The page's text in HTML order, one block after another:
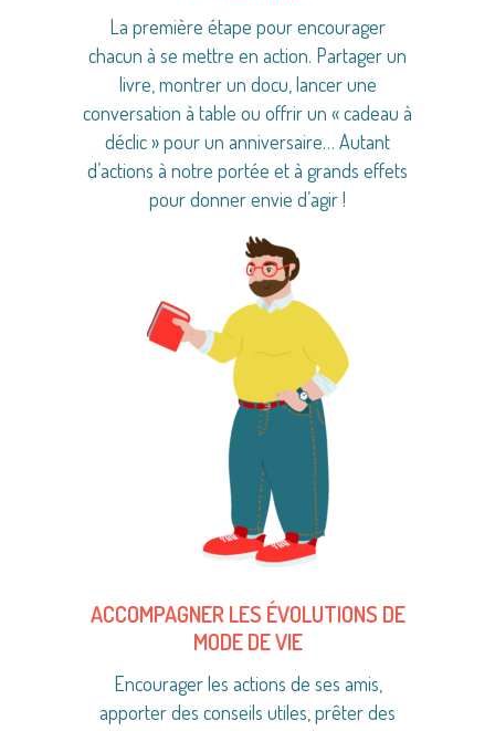
La première étape pour encourager
chacun à se mettre en action. Partager un
livre, montrer un docu, lancer une
conversation à table ou offrir un « cadeau à
déclic » pour un anniversaire… Autant
d’actions à notre portée et à grands effets
pour donner envie d’agir !
ACCOMPAGNER LES ÉVOLUTIONS DE
MODE DE VIE
Encourager les actions de ses amis,
apporter des conseils utiles, prêter des